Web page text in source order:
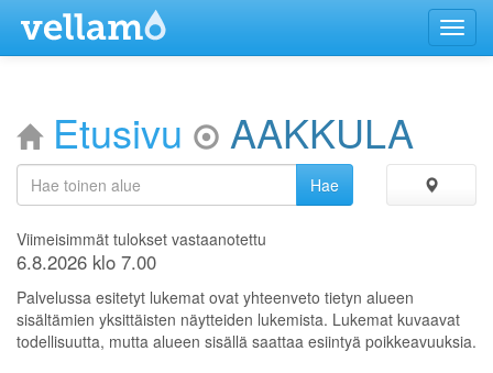
Menu
Etusivu AAKKULA
Viimeisimmät tulokset vastaanotettu
6.8.2026 klo 7.00
Palvelussa esitetyt lukemat ovat yhteenveto tietyn alueen
sisältämien yksittäisten näytteiden lukemista. Lukemat kuvaavat
todellisuutta, mutta alueen sisällä saattaa esiintyä poikkeavuuksia.